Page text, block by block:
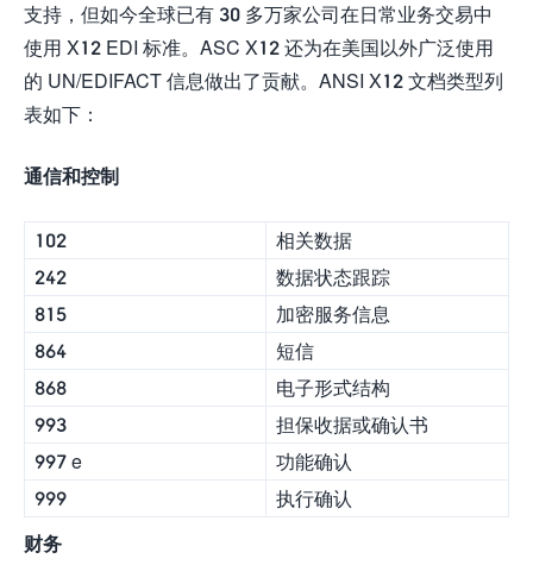
支持，但如今全球已有 30 多万家公司在日常业务交易中
使用 X12 EDI 标准。ASC X12 还为在美国以外广泛使用
的 UN/EDIFACT 信息做出了贡献。ANSI X12 文档类型列
表如下：
通信和控制
102
相关数据
242
数据状态跟踪
815
加密服务信息
864
短信
868
电子形式结构
993
担保收据或确认书
997 e
功能确认
999
执行确认
财务